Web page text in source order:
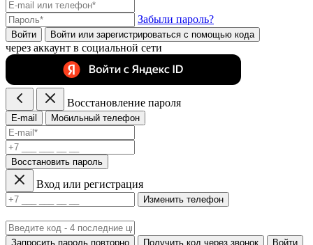
Забыли пароль?
Войти Войти или зарегистрироватьcя с помощью кода
через аккаунт в социальной сети
Восстановление пароля
E-mail Мобильный телефон
Восстановить пароль
Вход или регистрация
Изменить телефон
Запросить пароль повторно Получить код через звонок Войти